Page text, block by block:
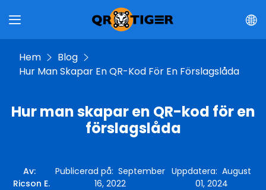
Hem
Blog
Hur Man Skapar En QR-Kod För En Förslagslåda
Hur man skapar en QR-kod för en
förslagslåda
Av:
Ricson E.
Publicerad på:September
16, 2022
Uppdatera:August
01, 2024